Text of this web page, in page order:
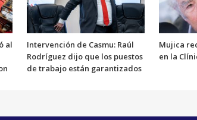
al
Intervención de Casmu: Raúl
Rodríguez dijo que los puestos
de trabajo están garantizados
Mujica
en la